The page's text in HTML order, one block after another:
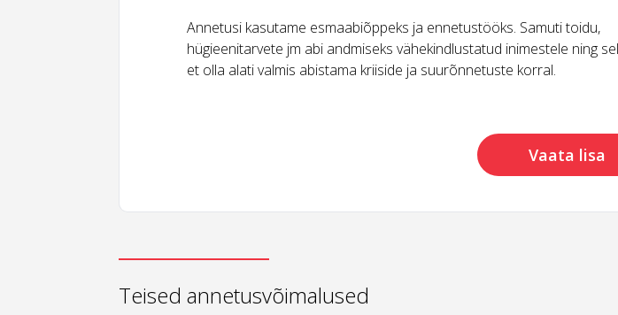
Annetusi kasutame esmaabiõppeks ja ennetustööks. Samuti toidu,
hügieenitarvete jm abi andmiseks vähekindlustatud inimestele ning
et olla alati valmis abistama kriiside ja suurõnnetuste korral.
Vaata lisa
Teised annetusvõimalused